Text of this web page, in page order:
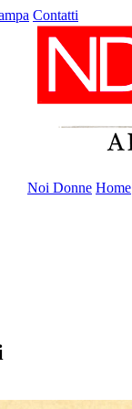
Contatti
Noi Donne Home